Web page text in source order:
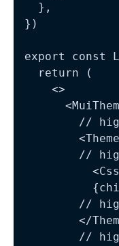
  },
})
export const
  return (
    <>
//
//
//
</
//